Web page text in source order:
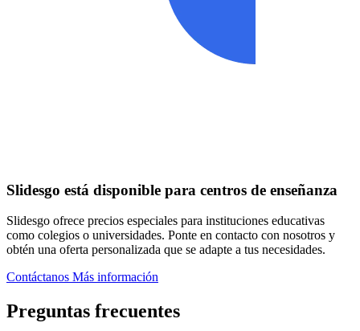
Slidesgo está disponible para centros de enseñanza
Slidesgo ofrece precios especiales para instituciones educativas
como colegios o universidades. Ponte en contacto con nosotros y
obtén una oferta personalizada que se adapte a tus necesidades.
Contáctanos Más información
Preguntas frecuentes